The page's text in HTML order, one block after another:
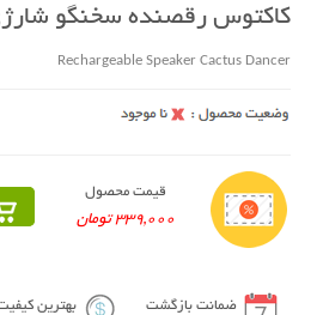
کاکتوس رقصنده سخنگو
Rechargeable Speaker Cactus Dancer
قیمت محصول
339,000 تومان
ضمانت بازگشت بهترین